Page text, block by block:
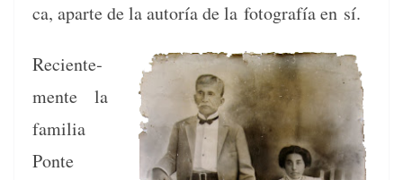
ca, aparte de la autoría de la fotografía en sí.
Recien­te­
mente la
famil­ia
Ponte